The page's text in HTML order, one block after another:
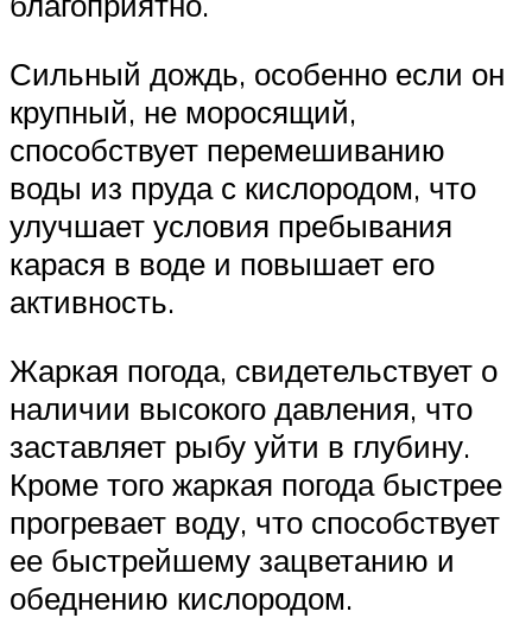
Сильный дождь, особенно если он
крупный, не моросящий,
способствует перемешиванию
воды из пруда с кислородом, что
улучшает условия пребывания
карася в воде и повышает его
активность.
Жаркая погода, свидетельствует о
наличии высокого давления, что
заставляет рыбу уйти в глубину.
Кроме того жаркая погода быстрее
прогревает воду, что способствует
ее быстрейшему зацветанию и
обеднению кислородом.